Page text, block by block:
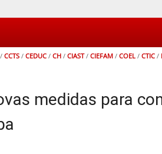
CCTS / CEDUC / CH / CIAST/ CIEFAM / COEL / CTIC /
medidas para